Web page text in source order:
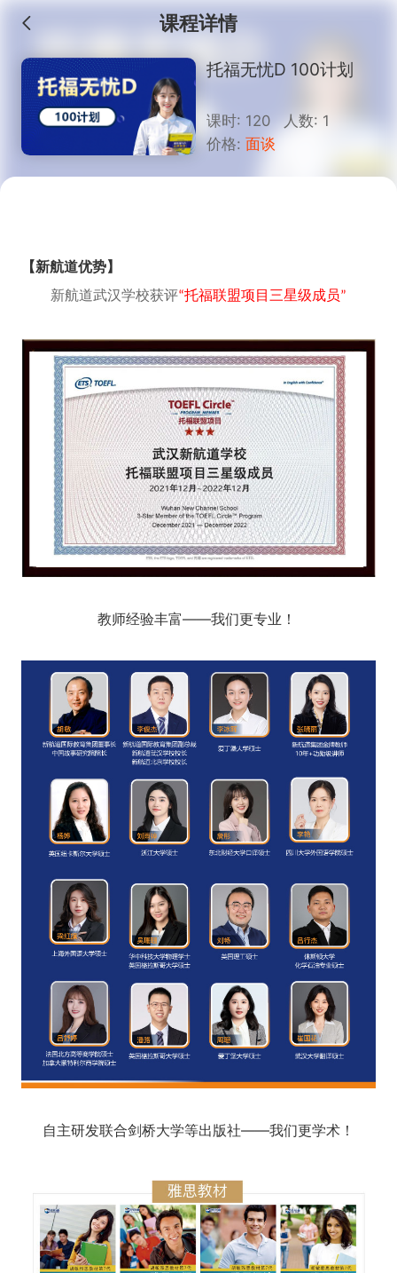
课程详情
托福无忧D 100计划
课时: 120 人数: 1
价格: 面谈
【新航道优势】
新航道武汉学校获评“托福联盟项目三星级成员”
教师经验丰富——我们更专业！
自主研发联合剑桥大学等出版社——我们更学术！